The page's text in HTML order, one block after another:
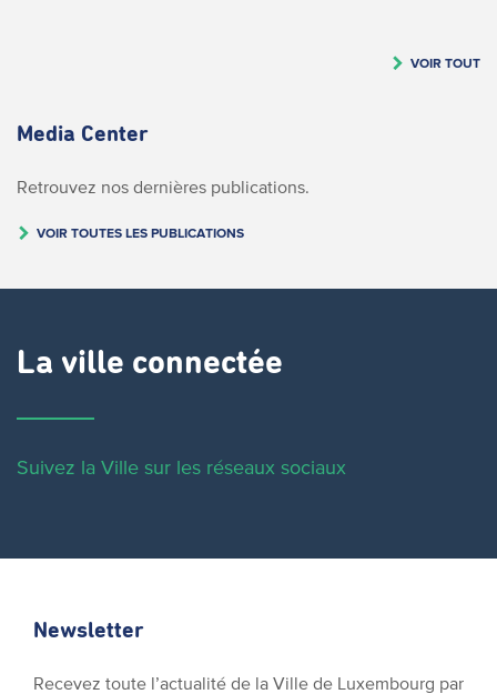
VOIR TOUT
Media Center
Retrouvez nos dernières publications.
VOIR TOUTES LES PUBLICATIONS
La ville connectée
Suivez la Ville sur les réseaux sociaux
Newsletter
Recevez toute l’actualité de la Ville de Luxembourg par